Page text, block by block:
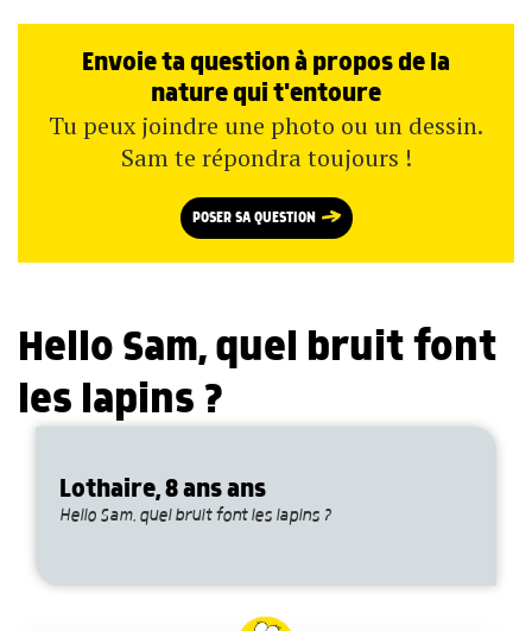
Envoie ta question à propos de la
nature qui t'entoure
Tu peux joindre une photo ou un dessin.
Sam te répondra toujours !
POSER SA QUESTION
Hello Sam, quel bruit font
les lapins ?
Lothaire, 8 ans ans
Hello Sam, quel bruit font les lapins ?